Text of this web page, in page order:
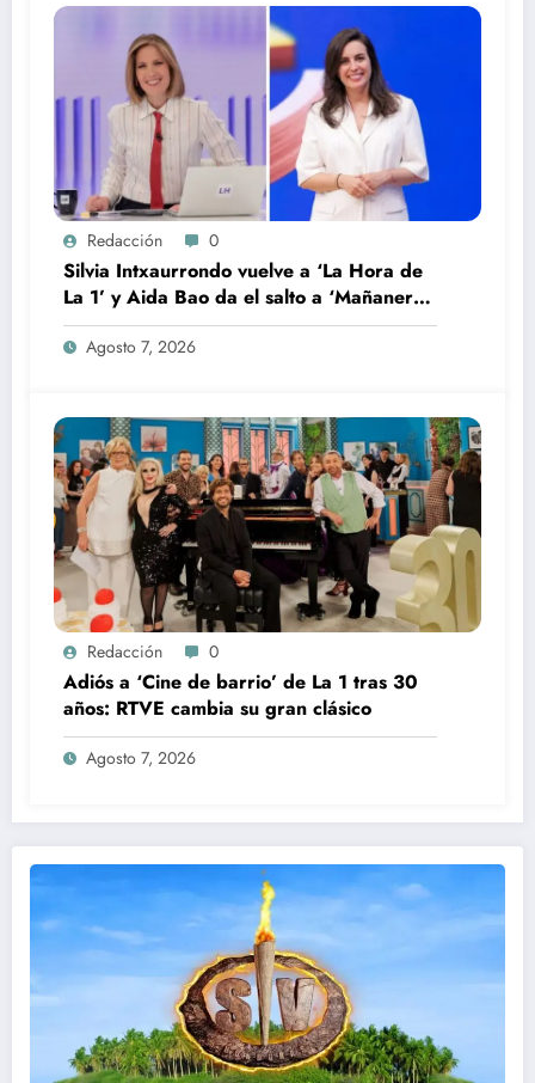
Redacción 0
Silvia Intxaurrondo vuelve a ‘La Hora de
La 1’ y Aida Bao da el salto a ‘Mañaneros
360’
Agosto 7, 2026
Redacción 0
Adiós a ‘Cine de barrio’ de La 1 tras 30
años: RTVE cambia su gran clásico
Agosto 7, 2026